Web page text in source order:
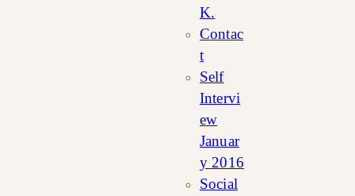
K.
Contac
t
Self
Intervi
ew
Januar
y 2016
Social